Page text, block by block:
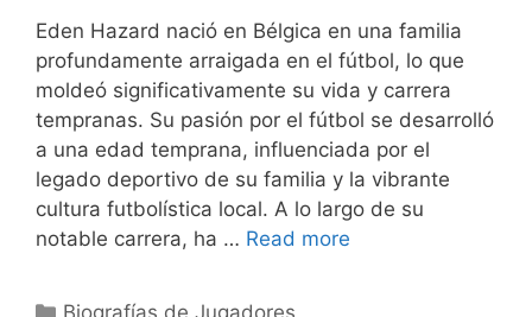
Eden Hazard nació en Bélgica en una familia
profundamente arraigada en el fútbol, lo que
moldeó significativamente su vida y carrera
tempranas. Su pasión por el fútbol se desarrolló
a una edad temprana, influenciada por el
legado deportivo de su familia y la vibrante
cultura futbolística local. A lo largo de su
notable carrera, ha … Read more
Categories